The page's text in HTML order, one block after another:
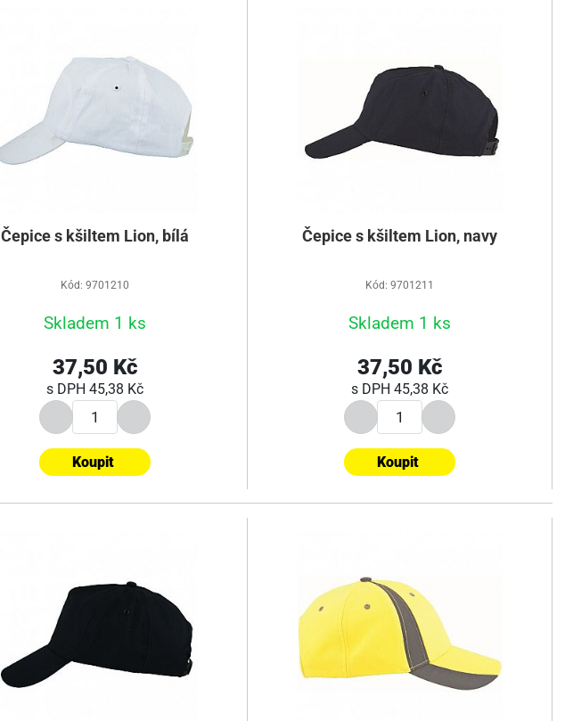
Čepice s kšiltem Lion, bílá
Kód: 9701210
Skladem 1 ks
37,50 Kč
s DPH 45,38 Kč
Koupit
Čepice s kšiltem Lion, navy
Kód: 9701211
Skladem 1 ks
37,50 Kč
s DPH 45,38 Kč
Koupit